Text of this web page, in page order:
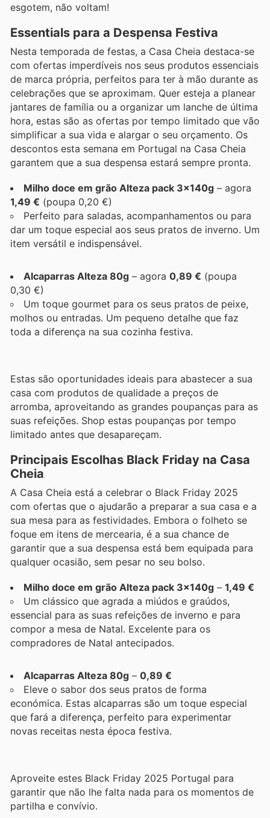
esgotem, não voltam!
Essentials para a Despensa Festiva
Nesta temporada de festas, a Casa Cheia destaca-se
com ofertas imperdíveis nos seus produtos essenciais
de marca própria, perfeitos para ter à mão durante as
celebrações que se aproximam. Quer esteja a planear
jantares de família ou a organizar um lanche de última
hora, estas são as ofertas por tempo limitado que vão
simplificar a sua vida e alargar o seu orçamento. Os
descontos esta semana em Portugal na Casa Cheia
garantem que a sua despensa estará sempre pronta.
Milho doce em grão Alteza pack 3x140g – agora
1,49 € (poupa 0,20 €)
Perfeito para saladas, acompanhamentos ou para
dar um toque especial aos seus pratos de inverno. Um
item versátil e indispensável.
Alcaparras Alteza 80g – agora 0,89 € (poupa
0,30 €)
Um toque gourmet para os seus pratos de peixe,
molhos ou entradas. Um pequeno detalhe que faz
toda a diferença na sua cozinha festiva.
Estas são oportunidades ideais para abastecer a sua
casa com produtos de qualidade a preços de
arromba, aproveitando as grandes poupanças para as
suas refeições. Shop estas poupanças por tempo
limitado antes que desapareçam.
Principais Escolhas Black Friday na Casa
Cheia
A Casa Cheia está a celebrar o Black Friday 2025
com ofertas que o ajudarão a preparar a sua casa e a
sua mesa para as festividades. Embora o folheto se
foque em itens de mercearia, é a sua chance de
garantir que a sua despensa está bem equipada para
qualquer ocasião, sem pesar no seu bolso.
Milho doce em grão Alteza pack 3x140g – 1,49 €
Um clássico que agrada a miúdos e graúdos,
essencial para as suas refeições de inverno e para
compor a mesa de Natal. Excelente para os
compradores de Natal antecipados.
Alcaparras Alteza 80g – 0,89 €
Eleve o sabor dos seus pratos de forma
económica. Estas alcaparras são um toque especial
que fará a diferença, perfeito para experimentar
novas receitas nesta época festiva.
Aproveite estes Black Friday 2025 Portugal para
garantir que não lhe falta nada para os momentos de
partilha e convívio.